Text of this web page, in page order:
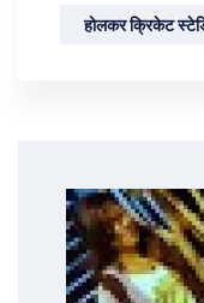
होलकर क्रिकेट